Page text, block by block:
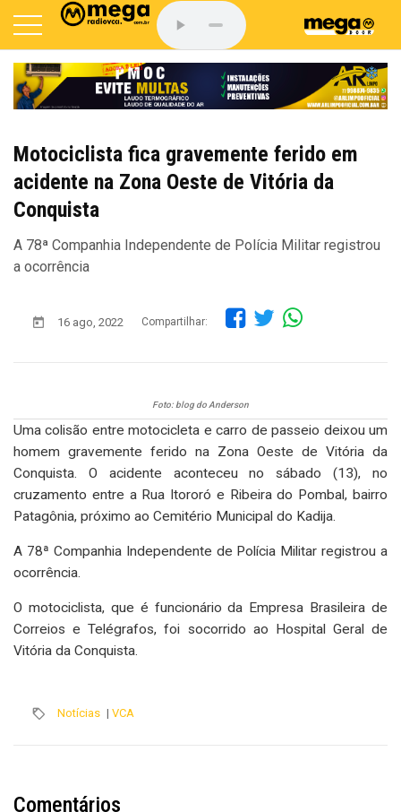
Motociclista fica gravemente ferido em
acidente na Zona Oeste de Vitória da
Conquista
A 78ª Companhia Independente de Polícia Militar registrou
a ocorrência
16 ago, 2022 Compartilhar:
Foto: blog do Anderson
Uma colisão entre motocicleta e carro de passeio deixou um
homem gravemente ferido na Zona Oeste de Vitória da
Conquista. O acidente aconteceu no sábado (13), no
cruzamento entre a Rua Itororó e Ribeira do Pombal, bairro
Patagônia, próximo ao Cemitério Municipal do Kadija.
A 78ª Companhia Independente de Polícia Militar registrou a
ocorrência.
O motociclista, que é funcionário da Empresa Brasileira de
Correios e Telégrafos, foi socorrido ao Hospital Geral de
Vitória da Conquista.
Notícias | VCA
Comentários